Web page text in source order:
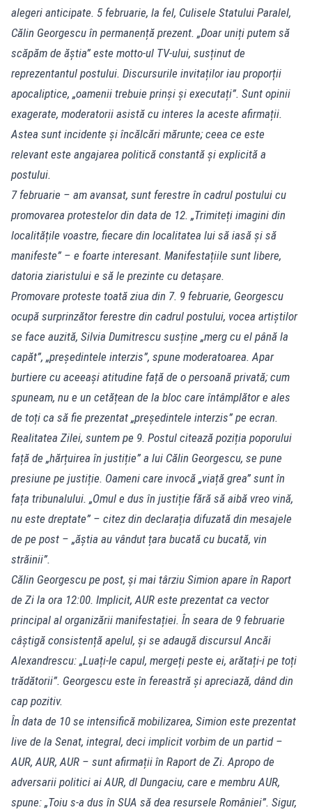
alegeri anticipate. 5 februarie, la fel, Culisele Statului Paralel,
Călin Georgescu în permanență prezent. „Doar uniți putem să
scăpăm de ăștia” este motto-ul TV-ului, susținut de
reprezentantul postului. Discursurile invitaților iau proporții
apocaliptice, „oamenii trebuie prinși și executați”. Sunt opinii
exagerate, moderatorii asistă cu interes la aceste afirmații.
Astea sunt incidente și încălcări mărunte; ceea ce este
relevant este angajarea politică constantă și explicită a
postului.
7 februarie – am avansat, sunt ferestre în cadrul postului cu
promovarea protestelor din data de 12. „Trimiteți imagini din
localitățile voastre, fiecare din localitatea lui să iasă și să
manifeste” – e foarte interesant. Manifestațiile sunt libere,
datoria ziaristului e să le prezinte cu detașare.
Promovare proteste toată ziua din 7. 9 februarie, Georgescu
ocupă surprinzător ferestre din cadrul postului, vocea artiștilor
se face auzită, Silvia Dumitrescu susține „merg cu el până la
capăt”, „președintele interzis”, spune moderatoarea. Apar
burtiere cu aceeași atitudine față de o persoană privată; cum
spuneam, nu e un cetățean de la bloc care întâmplător e ales
de toți ca să fie prezentat „președintele interzis” pe ecran.
Realitatea Zilei, suntem pe 9. Postul citează poziția poporului
față de „hărțuirea în justiție” a lui Călin Georgescu, se pune
presiune pe justiție. Oameni care invocă „viață grea” sunt în
fața tribunalului. „Omul e dus în justiție fără să aibă vreo vină,
nu este dreptate” – citez din declarația difuzată din mesajele
de pe post – „ăștia au vândut țara bucată cu bucată, vin
străinii”.
Călin Georgescu pe post, și mai târziu Simion apare în Raport
de Zi la ora 12:00. Implicit, AUR este prezentat ca vector
principal al organizării manifestației. În seara de 9 februarie
câștigă consistență apelul, și se adaugă discursul Ancăi
Alexandrescu: „Luați-le capul, mergeți peste ei, arătați-i pe toți
trădătorii”. Georgescu este în fereastră și apreciază, dând din
cap pozitiv.
În data de 10 se intensifică mobilizarea, Simion este prezentat
live de la Senat, integral, deci implicit vorbim de un partid –
AUR, AUR, AUR – sunt afirmații în Raport de Zi. Apropo de
adversarii politici ai AUR, dl Dungaciu, care e membru AUR,
spune: „Toiu s-a dus în SUA să dea resursele României”. Sigur,